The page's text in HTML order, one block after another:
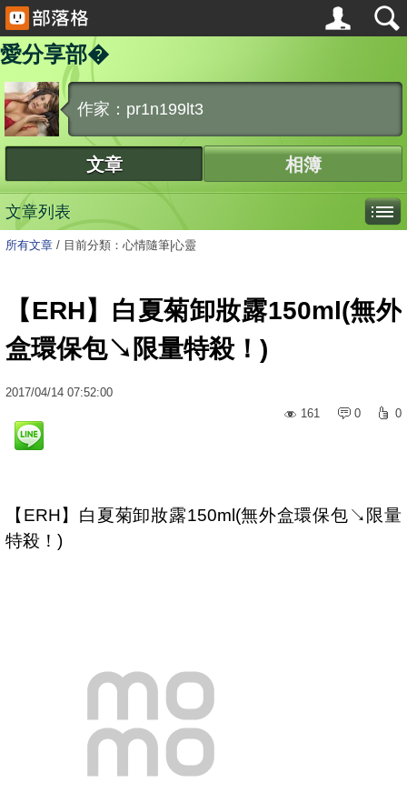
愛分享部�
作家：pr1n199lt3
文章 相簿
文章列表
所有文章 / 目前分類：心情隨筆|心靈
【ERH】白夏菊卸妝露150ml(無外
盒環保包↘限量特殺！)
2017/04/14 07:52:00
161
0 0
【ERH】白夏菊卸妝露150ml(無外盒環保包↘限量
特殺！)